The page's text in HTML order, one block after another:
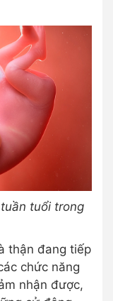
tuổi trong
thận đang tiếp
chức năng
nhận được,